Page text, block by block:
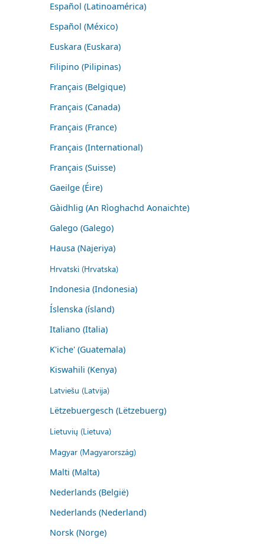
Español (Latinoamérica)
Español (México)
Euskara (Euskara)
Filipino (Pilipinas)
Français (Belgique)
Français (Canada)
Français (France)
Français (International)
Français (Suisse)
Gaeilge (Éire)
Gàidhlig (An Rìoghachd Aonaichte)
Galego (Galego)
Hausa (Najeriya)
Hrvatski (Hrvatska)
Indonesia (Indonesia)
Íslenska (ísland)
Italiano (Italia)
K'iche' (Guatemala)
Kiswahili (Kenya)
Latviešu (Latvija)
Lëtzebuergesch (Lëtzebuerg)
Lietuvių (Lietuva)
Magyar (Magyarország)
Malti (Malta)
Nederlands (België)
Nederlands (Nederland)
Norsk (Norge)